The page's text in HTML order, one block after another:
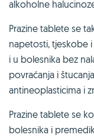
alkoholne
Prazine tablete se
napetosti, tjeskobe
i u bolesnika bez
povraćanja i
antineoplasticima i
Prazine tablete se
bolesnika i